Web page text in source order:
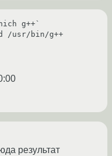
g++`
/usr/bin/g++
результат